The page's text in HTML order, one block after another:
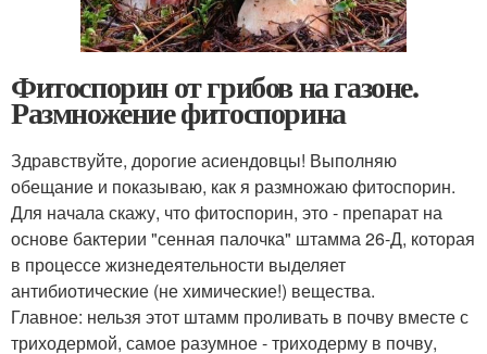
Фитоспорин от грибов на газоне.
Размножение фитоспорина
Здравствуйте, дорогие асиендовцы! Выполняю
обещание и показываю, как я размножаю фитоспорин.
Для начала скажу, что фитоспорин, это - препарат на
основе бактерии "сенная палочка" штамма 26-Д, которая
в процессе жизнедеятельности выделяет
антибиотические (не химические!) вещества.
Главное: нельзя этот штамм проливать в почву вместе с
триходермой, самое разумное - триходерму в почву,